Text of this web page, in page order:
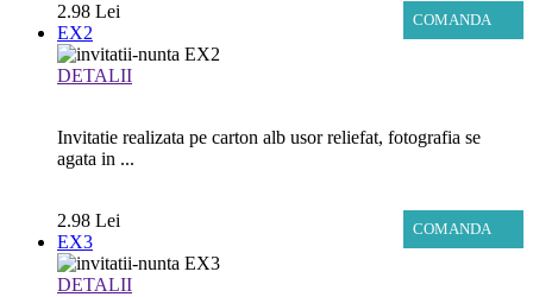
COMANDA
2.98 Lei
EX2
DETALII
Invitatie realizata pe carton alb usor reliefat, fotografia se
agata in ...
COMANDA
2.98 Lei
EX3
DETALII